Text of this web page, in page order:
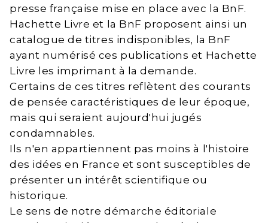
presse française mise en place avec la BnF.
Hachette Livre et la BnF proposent ainsi un
catalogue de titres indisponibles, la BnF
ayant numérisé ces publications et Hachette
Livre les imprimant à la demande.
Certains de ces titres reflètent des courants
de pensée caractéristiques de leur époque,
mais qui seraient aujourd'hui jugés
condamnables.
Ils n'en appartiennent pas moins à l'histoire
des idées en France et sont susceptibles de
présenter un intérêt scientifique ou
historique.
Le sens de notre démarche éditoriale